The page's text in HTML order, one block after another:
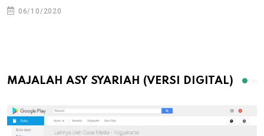
06/10/2020
MAJALAH ASY SYARIAH (VERSI DIGITAL)